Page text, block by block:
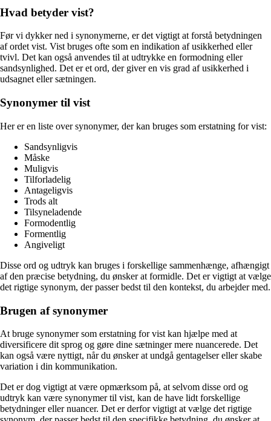
Hvad betyder vist?
Før vi dykker ned i synonymerne, er det vigtigt at forstå betydningen
af ordet vist. Vist bruges ofte som en indikation af usikkerhed eller
tvivl. Det kan også anvendes til at udtrykke en formodning eller
sandsynlighed. Det er et ord, der giver en vis grad af usikkerhed i
udsagnet eller sætningen.
Synonymer til vist
Her er en liste over synonymer, der kan bruges som erstatning for vist:
Sandsynligvis
Måske
Muligvis
Tilforladelig
Antageligvis
Trods alt
Tilsyneladende
Formodentlig
Formentlig
Angiveligt
Disse ord og udtryk kan bruges i forskellige sammenhænge, afhængigt
af den præcise betydning, du ønsker at formidle. Det er vigtigt at vælge
det rigtige synonym, der passer bedst til den kontekst, du arbejder med.
Brugen af synonymer
At bruge synonymer som erstatning for vist kan hjælpe med at
diversificere dit sprog og gøre dine sætninger mere nuancerede. Det
kan også være nyttigt, når du ønsker at undgå gentagelser eller skabe
variation i din kommunikation.
Det er dog vigtigt at være opmærksom på, at selvom disse ord og
udtryk kan være synonymer til vist, kan de have lidt forskellige
betydninger eller nuancer. Det er derfor vigtigt at vælge det rigtige